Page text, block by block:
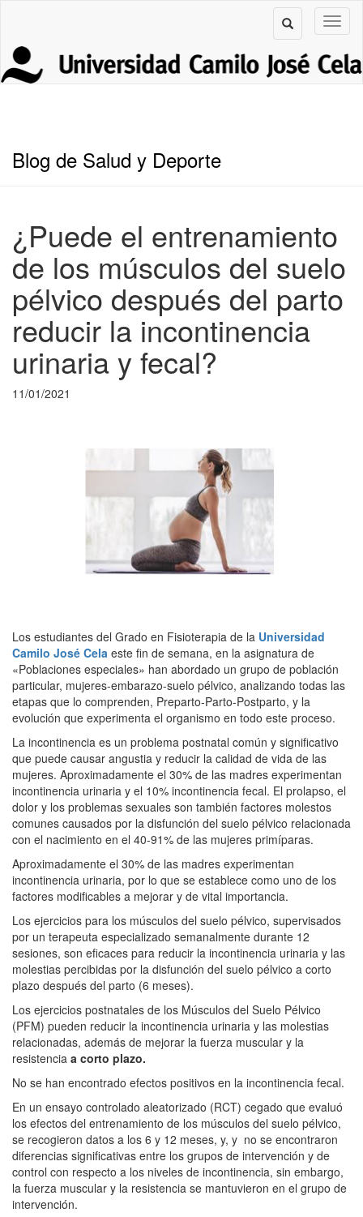
Blog de Salud y Deporte
¿Puede el entrenamiento
de los músculos del suelo
pélvico después del parto
reducir la incontinencia
urinaria y fecal?
11/01/2021
Los estudiantes del Grado en Fisioterapia de la Universidad
Camilo José Cela este fin de semana, en la asignatura de
«Poblaciones especiales» han abordado un grupo de población
particular, mujeres-embarazo-suelo pélvico, analizando todas las
etapas que lo comprenden, Preparto-Parto-Postparto, y la
evolución que experimenta el organismo en todo este proceso.
La incontinencia es un problema postnatal común y significativo
que puede causar angustia y reducir la calidad de vida de las
mujeres. Aproximadamente el 30% de las madres experimentan
incontinencia urinaria y el 10% incontinencia fecal. El prolapso, el
dolor y los problemas sexuales son también factores molestos
comunes causados por la disfunción del suelo pélvico relacionada
con el nacimiento en el 40-91% de las mujeres primíparas.
Aproximadamente el 30% de las madres experimentan
incontinencia urinaria, por lo que se establece como uno de los
factores modificables a mejorar y de vital importancia.
Los ejercicios para los músculos del suelo pélvico, supervisados
por un terapeuta especializado semanalmente durante 12
sesiones, son eficaces para reducir la incontinencia urinaria y las
molestias percibidas por la disfunción del suelo pélvico a corto
plazo después del parto (6 meses).
Los ejercicios postnatales de los Músculos del Suelo Pélvico
(PFM) pueden reducir la incontinencia urinaria y las molestias
relacionadas, además de mejorar la fuerza muscular y la
resistencia a corto plazo.
No se han encontrado efectos positivos en la incontinencia fecal.
En un ensayo controlado aleatorizado (RCT) cegado que evaluó
los efectos del entrenamiento de los músculos del suelo pélvico,
se recogieron datos a los 6 y 12 meses, y, y no se encontraron
diferencias significativas entre los grupos de intervención y de
control con respecto a los niveles de incontinencia, sin embargo,
la fuerza muscular y la resistencia se mantuvieron en el grupo de
intervención.